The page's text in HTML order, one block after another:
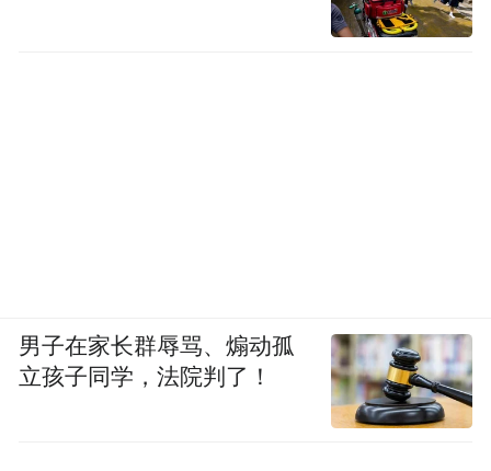
男子在家长群辱骂、煽动孤
立孩子同学，法院判了！